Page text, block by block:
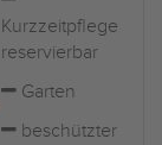
Kurzzeitpflege
reservierbar
Garten
beschützter